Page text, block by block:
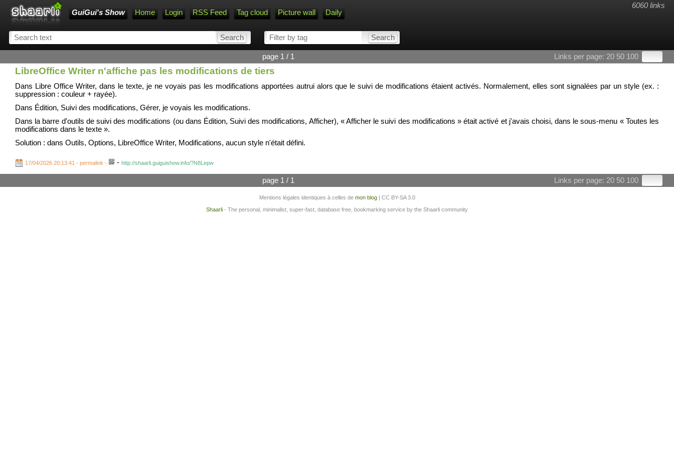
6060 links
GuiGui's Show
Home Login RSS Feed Tag cloud Picture wall Daily
Links per page: 20 50 100
page 1 / 1
LibreOffice Writer n'affiche pas les modifications de tiers
Dans Libre Office Writer, dans le texte, je ne voyais pas les modifications apportées autrui alors que le suivi de modifications étaient activés. Normalement, elles sont signalées par un style (ex. :
suppression : couleur + rayée).
Dans Édition, Suivi des modifications, Gérer, je voyais les modifications.
Dans la barre d'outils de suivi des modifications (ou dans Édition, Suivi des modifications, Afficher), « Afficher le suivi des modifications » était activé et j'avais choisi, dans le sous-menu « Toutes les
modifications dans le texte ».
Solution : dans Outils, Options, LibreOffice Writer, Modifications, aucun style n'était défini.
17/04/2026 20:13:41 - permalink - - http://shaarli.guiguishow.info/?N8Lepw
Links per page: 20 50 100
page 1 / 1
Mentions légales identiques à celles de mon blog| CC BY-SA 3.0
Shaarli - The personal, minimalist, super-fast, database free, bookmarking service by the Shaarli community